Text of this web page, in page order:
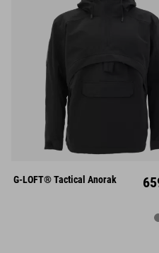
L
XL XXL
G-LOFT® Tactical Anorak